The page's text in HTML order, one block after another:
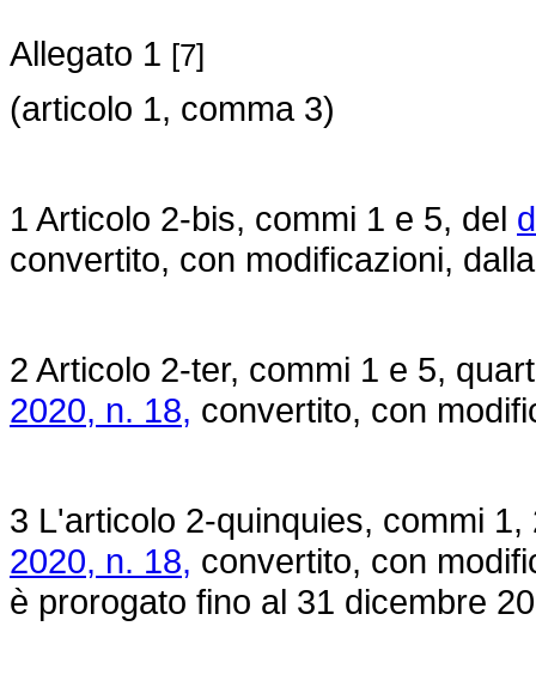
Allegato 1 [7]
(articolo 1, comma 3)
1 Articolo 2-bis, commi 1 e 5, del
convertito, con modificazioni,
2 Articolo 2-ter, commi 1 e 5,
2020, n. 18, convertito, con
3 L'articolo 2-quinquies, commi
2020, n. 18, convertito, con
è prorogato fino al 31 dicembre